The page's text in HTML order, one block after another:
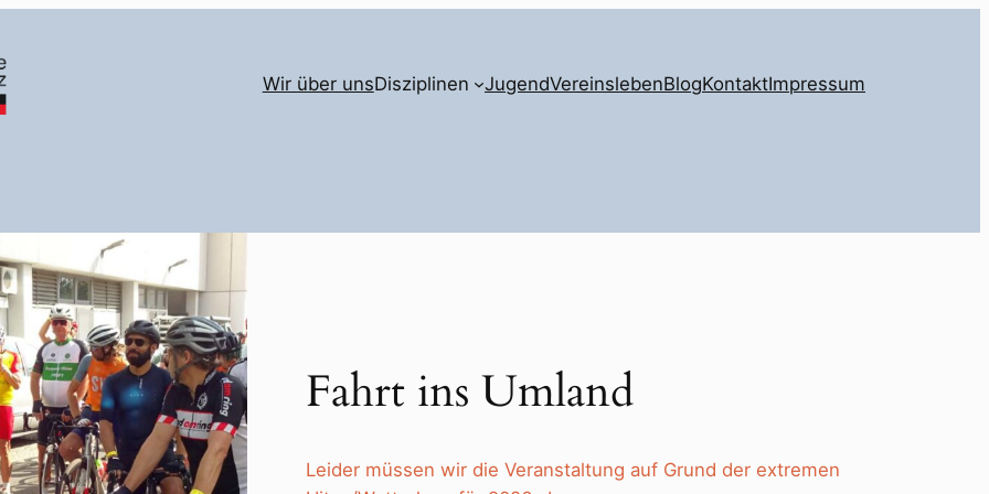
Wir über unsDisziplinen JugendVereinslebenBlogKontaktImpressum
Fahrt ins Umland
Leider müssen wir die Veranstaltung auf Grund der extremen